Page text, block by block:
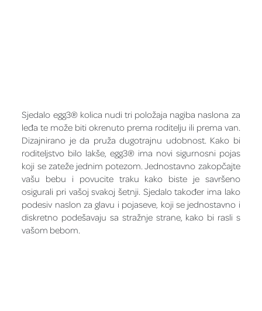
Sjedalo egg3® kolica nudi tri položaja nagiba naslona za
leđa te može biti okrenuto prema roditelju ili prema van.
Dizajnirano je da pruža dugotrajnu udobnost. Kako bi
roditeljstvo bilo lakše, egg3® ima novi sigurnosni pojas
koji se zateže jednim potezom. Jednostavno zakopčajte
vašu bebu i povucite traku kako biste je savršeno
osigurali pri vašoj svakoj šetnji. Sjedalo također ima lako
podesiv naslon za glavu i pojaseve, koji se jednostavno i
diskretno podešavaju sa stražnje strane, kako bi rasli s
vašom bebom.